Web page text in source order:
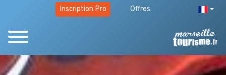
Inscription Pro Offres